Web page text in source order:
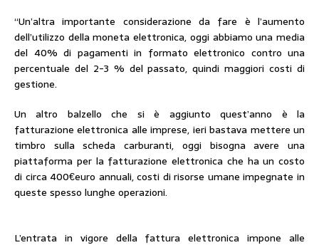
“Un’altra importante considerazione da fare è l’aumento
dell’utilizzo della moneta elettronica, oggi abbiamo una media
del 40% di pagamenti in formato elettronico contro una
percentuale del 2-3 % del passato, quindi maggiori costi di
gestione.
Un altro balzello che si è aggiunto quest’anno è la
fatturazione elettronica alle imprese, ieri bastava mettere un
timbro sulla scheda carburanti, oggi bisogna avere una
piattaforma per la fatturazione elettronica che ha un costo
di circa 400€euro annuali, costi di risorse umane impegnate in
queste spesso lunghe operazioni.
L’entrata in vigore della fattura elettronica impone alle